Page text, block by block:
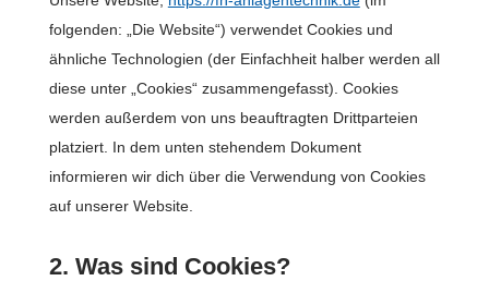
folgenden: „Die Website“) verwendet Cookies und
ähnliche Technologien (der Einfachheit halber werden all
diese unter „Cookies“ zusammengefasst). Cookies
werden außerdem von uns beauftragten Drittparteien
platziert. In dem unten stehendem Dokument
informieren wir dich über die Verwendung von Cookies
auf unserer Website.
2. Was sind Cookies?